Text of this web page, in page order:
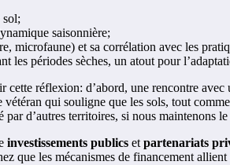
sol;
saisonnière;
microfaune) et sa corrélation avec les
les périodes sèches, un atout pour
cette réflexion: d’abord, une rencontre
vétéran qui souligne que les sols, tout
d’autres territoires, si nous maintenons
investissements publics et partenariats
que les mécanismes de financement